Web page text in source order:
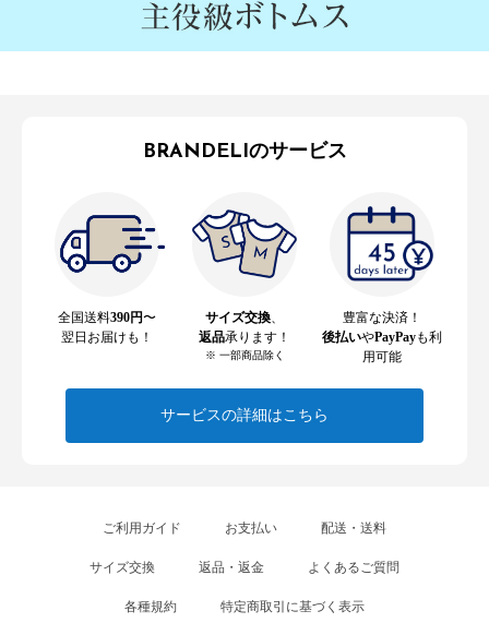
BRANDELIのサービス
全国送料390円〜
翌日お届けも！
サイズ交換
返品承ります！
※ 一部商品除く
豊富な決済！
後払いやPayPayも利
用可能
サービスの詳細はこちら
ご利用ガイド お支払い 配送・送料
サイズ交換 返品・返金 よくあるご質問
各種規約 特定商取引に基づく表示